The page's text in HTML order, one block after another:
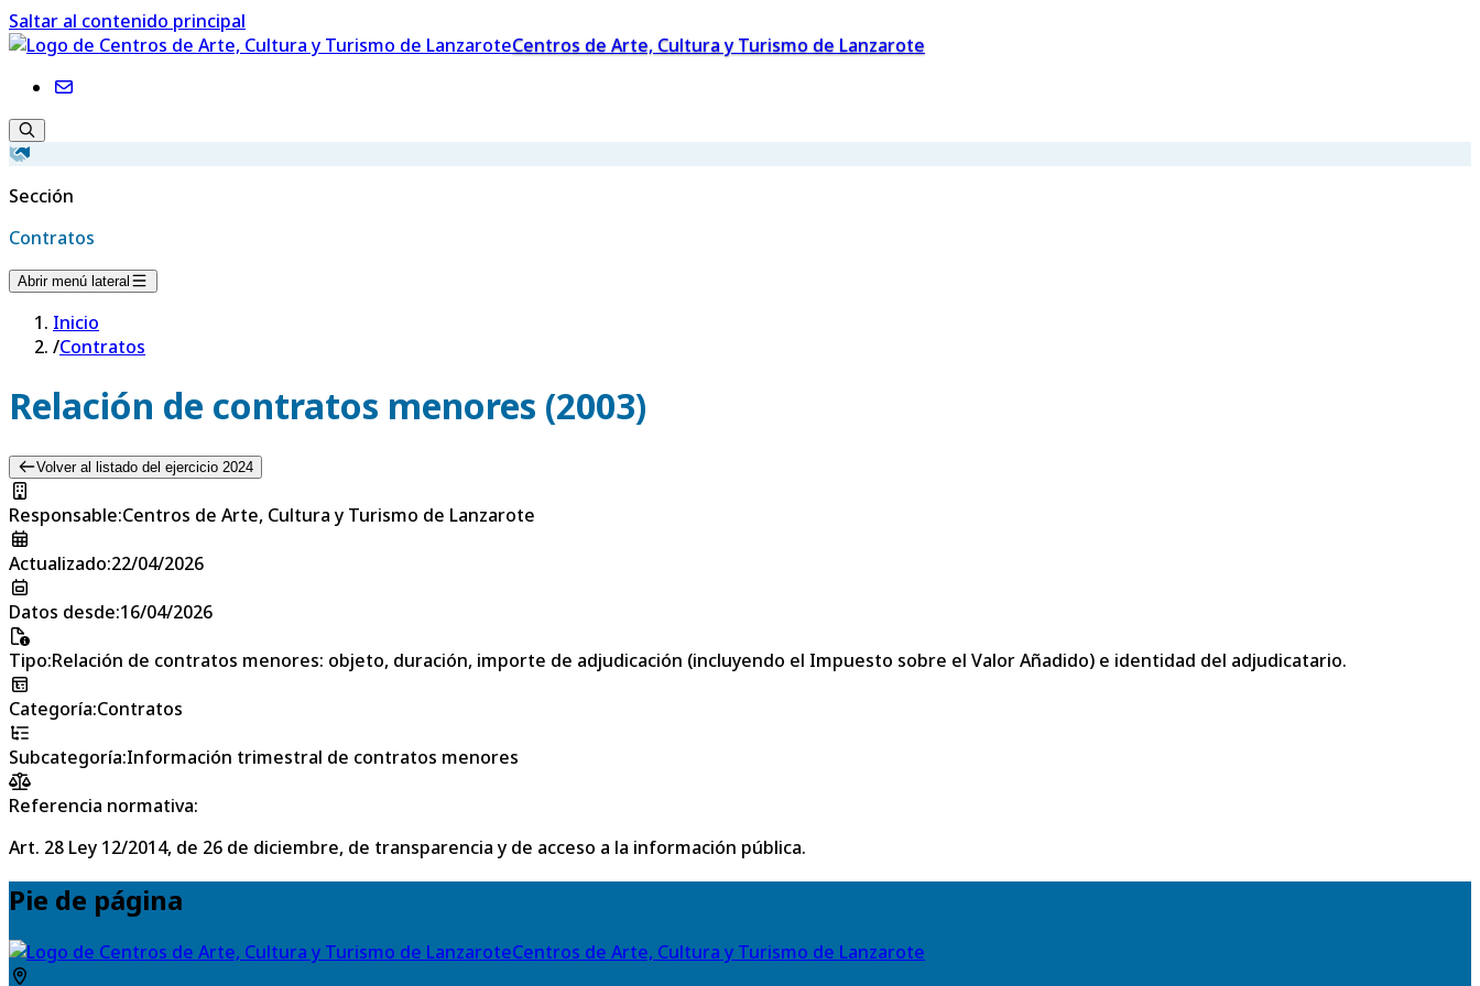
Saltar al contenido principal
Centros de Arte, Cultura y Turismo de Lanzarote
Sección
Contratos
Abrir menú lateral
Inicio
/Contratos
Relación de contratos menores (2003)
Volver al listado del ejercicio 2024
Responsable:Centros de Arte, Cultura y Turismo de Lanzarote
Actualizado:22/04/2026
Datos desde:16/04/2026
Tipo:Relación de contratos menores: objeto, duración, importe de adjudicación (incluyendo el Impuesto sobre el Valor Añadido) e identidad del adjudicatario.
Categoría:Contratos
Subcategoría:Información trimestral de contratos menores
Referencia normativa:
Art. 28 Ley 12/2014, de 26 de diciembre, de transparencia y de acceso a la información pública.
Pie de página
Centros de Arte, Cultura y Turismo de Lanzarote